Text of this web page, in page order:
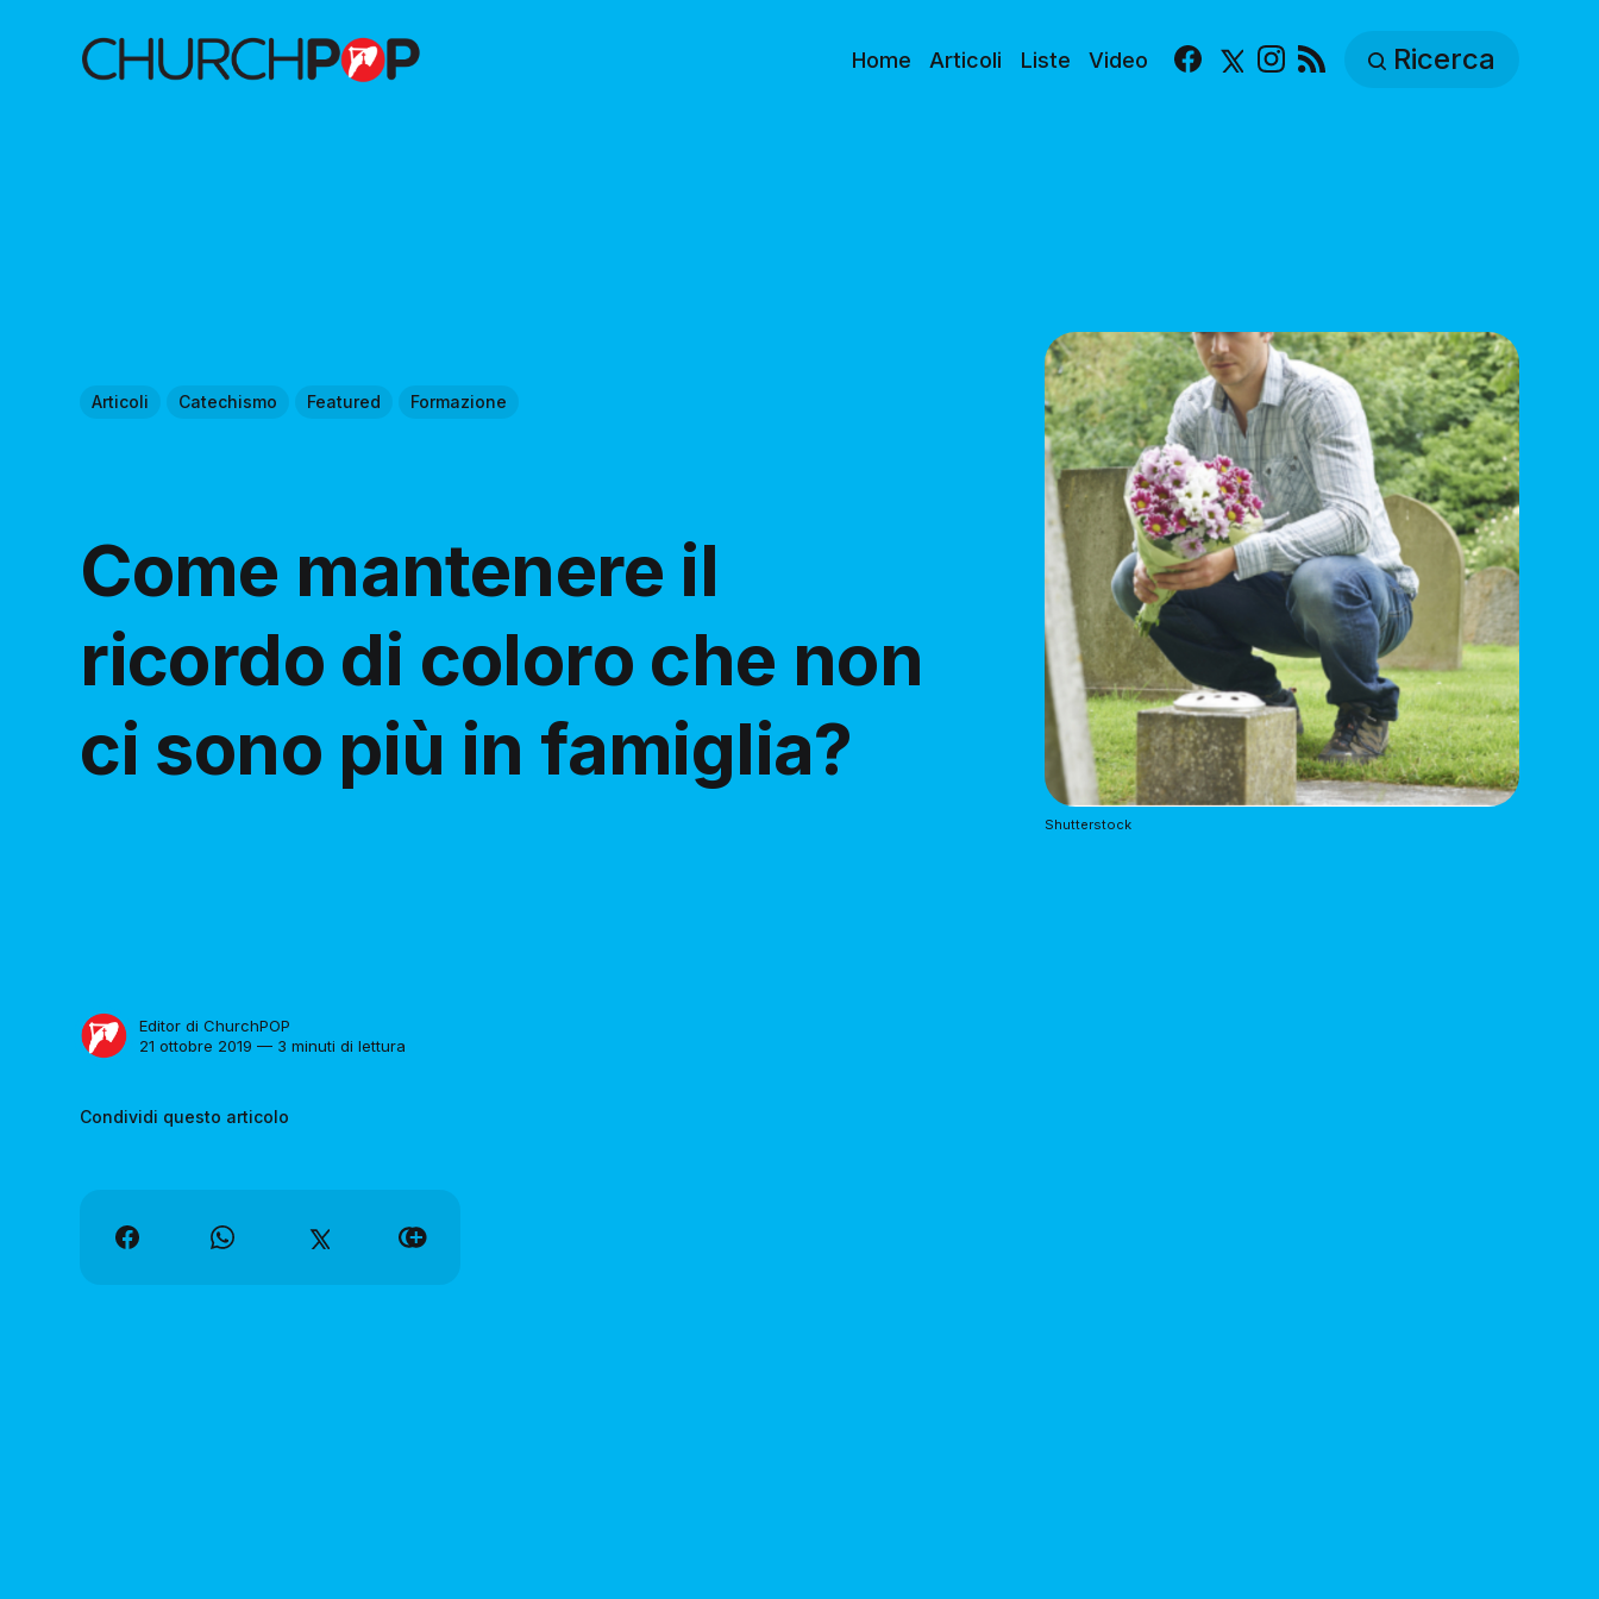
Home Articoli Liste Video Facebook
X Instagram Ricerca
Articoli Catechismo Featured Formazione
Come mantenere il
ricordo di coloro che non
ci sono più in famiglia?
Editor di ChurchPOP
21 ottobre 2019 — 3 minuti di lettura
Condividi questo articolo
Shutterstock